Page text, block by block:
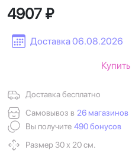
Доставка 06.08.2026
4907 ₽
Доставка бесплатно
Самовывоз в 26 магазинов
Вы получите 490 бонусов
Размер 30 х 20 см.
Купить